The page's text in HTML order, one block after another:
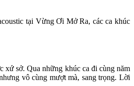
tại Vừng Ơi Mở Ra, các ca khúc
xứ sở. Qua những khúc ca đi cùng năm
vô cùng mượt mà, sang trọng. Lời